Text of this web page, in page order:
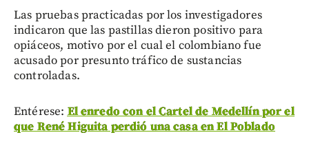
Las pruebas practicadas por los investigadores
indicaron que las pastillas dieron positivo para
opiáceos, motivo por el cual el colombiano fue
acusado por presunto tráfico de sustancias
controladas.
Entérese: El enredo con el Cartel de Medellín por el
que René Higuita perdió una casa en El Poblado